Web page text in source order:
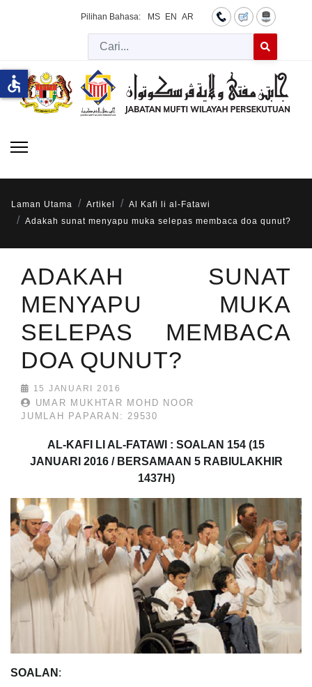
Pilihan Bahasa: MS EN AR
Cari
Laman Utama Artikel
Al Kafi li al-Fatawi
Adakah sunat menyapu muka selepas membaca doa qunut?
ADAKAH SUNAT
MENYAPU MUKA
SELEPAS MEMBACA
DOA QUNUT?
15 JANUARI 2016
UMAR MUKHTAR MOHD NOOR
JUMLAH PAPARAN: 29530
AL-KAFI LI AL-FATAWI : SOALAN 154 (15
JANUARI 2016 / BERSAMAAN 5 RABIULAKHIR
1437H)
SOALAN :
accessible